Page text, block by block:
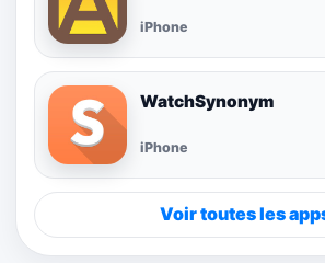
iPhone
WatchSynonym
iPhone
Voir toutes les